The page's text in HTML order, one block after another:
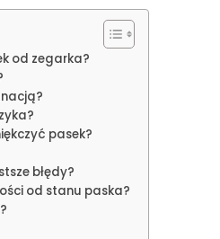
od zegarka?
pasek?
błędy?
od stanu paska?